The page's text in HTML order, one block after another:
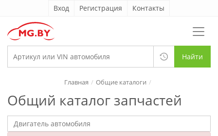
Вход Регистрация Контакты
Найти
Общий каталог запчастей
Главная Общие каталоги